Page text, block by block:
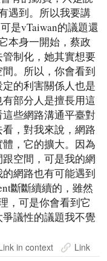
遇到。所以我要講
是vTaiwan的議題還
本身一開始，蔡政
制化，她其實想要
。所以，你會看到
的利害關係人也是
部分人是擅長用這
些網路溝通平臺對
，對我來說，網路
，它的擴大。因為
空間，可是我的網
網路也有可能遇到
斷斷續續的，雖然
，可是你會看到它
議性的議題我不覺
in context Link